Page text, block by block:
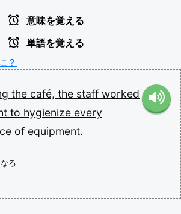
意味を覚える
単語を覚える
？
the café, the staff worked
to hygienize every
of equipment.
る